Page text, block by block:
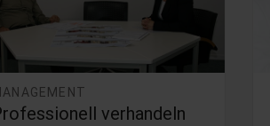
verhandeln